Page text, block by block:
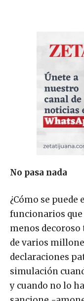
No pasa nada
¿Cómo se
funcionarios
menos
de varios
declaraciones
simulación
y cuando no lo